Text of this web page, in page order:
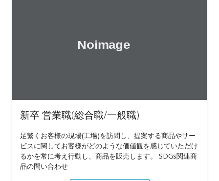
新卒 営業職(総合職/一般職)
足繁くお客様の現場(工場)を訪問し、提案する商品やサー
ビスに関してお客様がどのような価値観を感じていただけ
るかを常に考え行動し、商品を販売します。 SDGs関連商
品の問い合わせ